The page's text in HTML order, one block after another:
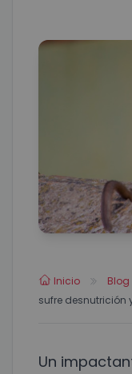
Inicio Blog
sufre desnutrición
Un